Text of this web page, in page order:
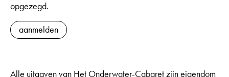
opgezegd.
aanmelden
Alle uitgaven van Het Onderwater-Cabaret zijn eigendom